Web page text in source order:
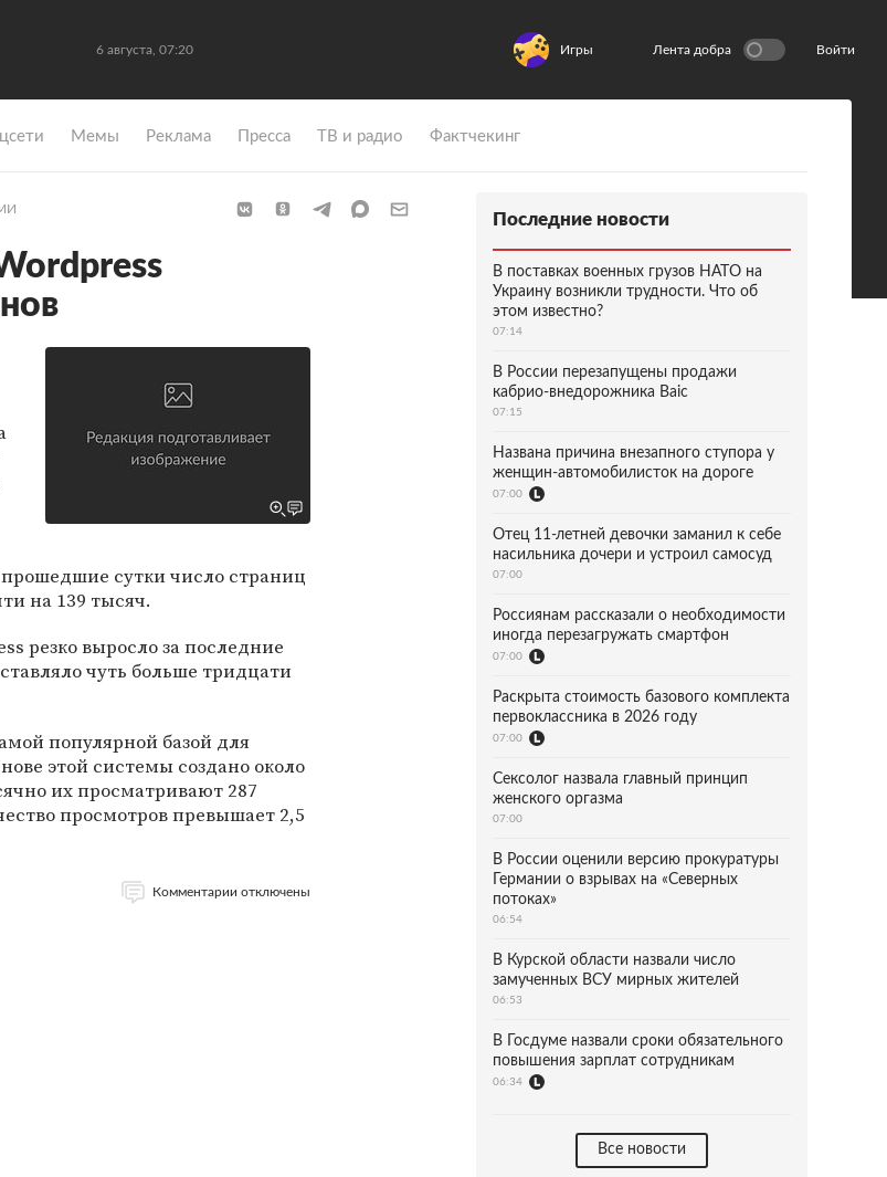
6 августа, 07:20 Игры Лента добра Войти
Мемы Реклама Пресса ТВ и радио Фактчекинг
сутки число страниц
на 139 тысяч.
резко выросло за последние
чуть больше тридцати
популярной базой для
этой системы создано около
их просматривают 287
просмотров превышает 2,5
Комментарии отключены
Последние новости
В поставках военных грузов НАТО на
Украину возникли трудности. Что об
этом известно?
07:14
В России перезапущены продажи
кабрио-внедорожника Baic
07:15
Названа причина внезапного ступора у
женщин-автомобилисток на дороге
07:00
Отец 11-летней девочки заманил к себе
насильника дочери и устроил самосуд
07:00
Россиянам рассказали о необходимости
иногда перезагружать смартфон
07:00
Раскрыта стоимость базового комплекта
первоклассника в 2026 году
07:00
Сексолог назвала главный принцип
женского оргазма
07:00
В России оценили версию прокуратуры
Германии о взрывах на «Северных
потоках»
06:54
В Курской области назвали число
замученных ВСУ мирных жителей
06:53
В Госдуме назвали сроки обязательного
повышения зарплат сотрудникам
06:34
Все новости